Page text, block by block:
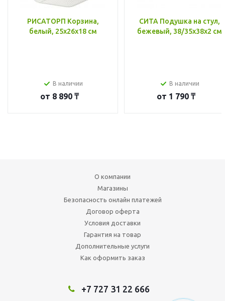
РИСАТОРП Корзина,
белый, 25x26x18 см
В наличии
от 8 890 ₸
СИТА Подушка на стул,
бежевый, 38/35x38x2 см
В наличии
от 1 790 ₸
О компании
Магазины
Безопасность онлайн платежей
Договор оферта
Условия доставки
Гарантия на товар
Дополнительные услуги
Как оформить заказ
+7 727 31 22 666